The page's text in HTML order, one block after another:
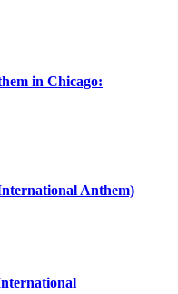
in Chicago:
Anthem)